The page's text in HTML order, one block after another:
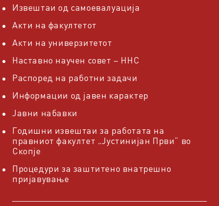
Извештаи од самоевалуација
Акти на факултетот
Акти на универзитетот
Наставно научен совет – ННС
Распоред на работни задачи
Информации од јавен карактер
Јавни набавки
Годишни извештаи за работата на
правниот факултет „Јустинијан Први“ во
Скопје
Процедури за заштитено внатрешно
пријавување